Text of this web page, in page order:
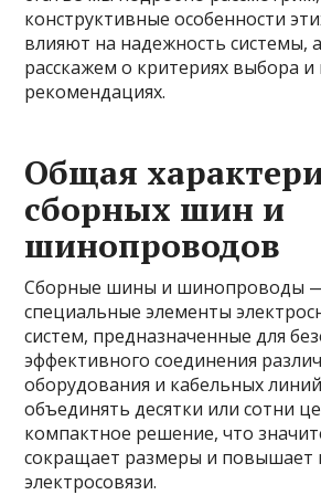
конструктивные особенности
влияют на надежность системы,
расскажем о критериях выбора и
рекомендациях.
Общая
сборных шин и
шинопроводов
Сборные шины и шинопроводы
специальные элементы
систем, предназначенные для
эффективного соединения
оборудования и кабельных
объединять десятки или сотни
компактное решение, что
сокращает размеры и повышает
электросовязи.